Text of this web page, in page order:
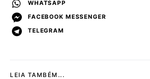
WHATSAPP
FACEBOOK MESSENGER
TELEGRAM
LEIA TAMBÉM...